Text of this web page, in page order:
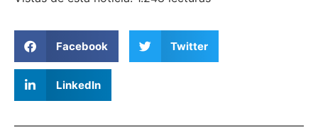
Facebook Twitter
LinkedIn